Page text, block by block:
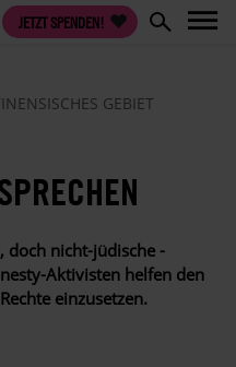
JETZT SPENDEN!
GEBIET
doch nicht-jüdische
Aktivisten helfen den
einzusetzen.